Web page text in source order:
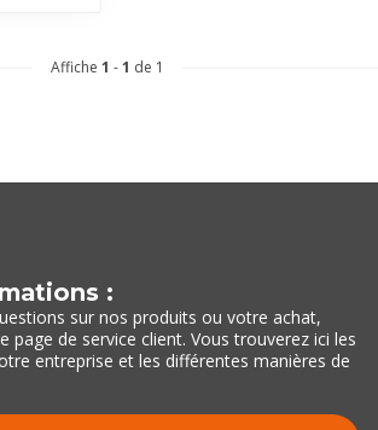
Affiche 1 -1 de 1
:
sur nos produits ou votre achat,
page de service client. Vous trouverez ici les
entreprise et les différentes manières de